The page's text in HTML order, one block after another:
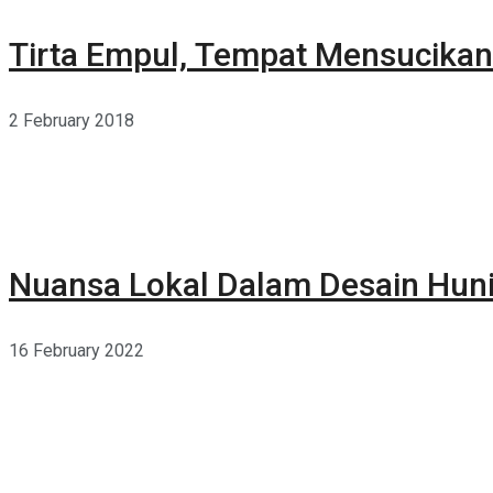
Tirta Empul, Tempat
2 February 2018
Nuansa Lokal Dalam Desain
16 February 2022